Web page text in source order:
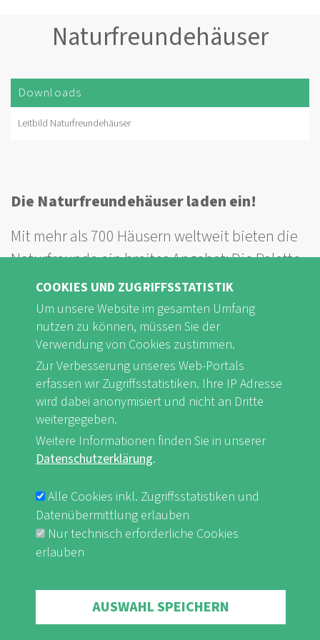
Naturfreundehäuser
Downloads
Leitbild Naturfreundehäuser
Die Naturfreundehäuser laden ein!
Mit mehr als 700 Häusern weltweit bieten die
Naturfreunde ein breites Angebot: Die Palette
reicht von Selbstversorgerhütten bis zu
Naturfreundehotels, von saisonal bis zu
ganzjährig bewirtschafteten Häusern, von
Häusern am Meeresstrand bis zu Hütten im
Hochgebirge. Sie sind lebendige Orte der
Begegnung, wo alle willkommen sind, die
Natur und Kultur erleben oder einfach nur
entspannen wollen.
... offen für alle
... familienfreundlich
Die Naturfreundehäuser bieten ...
COOKIES UND ZUGRIFFSSTATISTIK
Um unsere Website im gesamten Umfang
nutzen zu können, müssen Sie der
Verwendung von Cookies zustimmen.
Zur Verbesserung unseres Web-Portals
erfassen wir Zugriffsstatistiken. Ihre IP Adresse
wird dabei anonymisiert und nicht an Dritte
weitergegeben.
Weitere Informationen finden Sie in unserer
Datenschutzerklärung.
Alle Cookies inkl. Zugriffsstatistiken und
Datenübermittlung erlauben
Nur technisch erforderliche Cookies
erlauben
AUSWAHL SPEICHERN
Withdraw consent